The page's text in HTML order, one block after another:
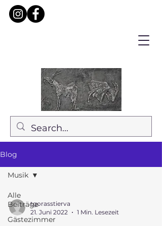
Blog
Alle
Beiträge
Gästezimmer
Musik
tgorasstierva
21. Juni 2022
1 Min. Lesezeit